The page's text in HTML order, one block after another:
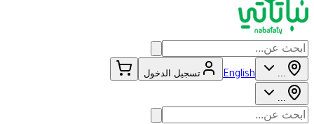
...
English تسجيل الدخول
...